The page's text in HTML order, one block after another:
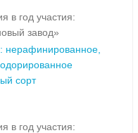
в год участия:
завод»
нерафинированное,
сорт
в год участия: